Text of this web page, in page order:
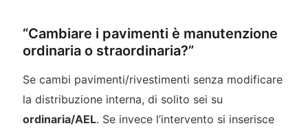
“Cambiare i pavimenti è manutenzione
ordinaria o straordinaria?”
Se cambi pavimenti/rivestimenti senza modificare
la distribuzione interna, di solito sei su
ordinaria/AEL. Se invece l’intervento si inserisce